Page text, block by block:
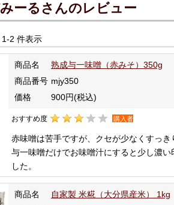
ーるさんのレビュー
1-2 件表示
商品名
熟成与一味噌（赤みそ）350g
商品番号 mjy350
価格
900円(税込)
おすすめ度 購入者
赤味噌は苦手ですが、クセが少なくすっき
与一味噌だけでお味噌汁にすると少し濃
した。
商品名
自家製 米糀（大分県産米） 1kg